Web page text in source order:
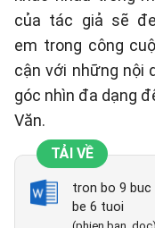
của tác giả sẽ
em trong công
cận với những nội
góc nhìn đa dạng
Văn.
TẢI VỀ
tron bo 9
be 6 tuoi